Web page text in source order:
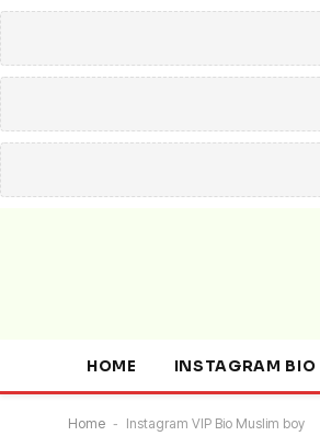
HOME INSTAGRAM BIO
Home - Instagram VIP Bio Muslim boy